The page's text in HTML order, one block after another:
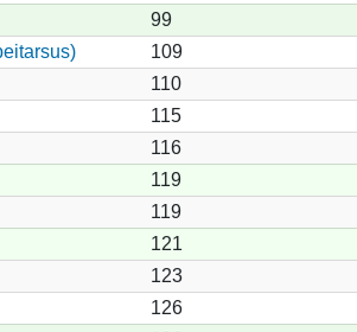
99
109
110
115
116
119
119
121
123
126